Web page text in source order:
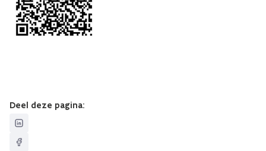
Deel deze pagina: